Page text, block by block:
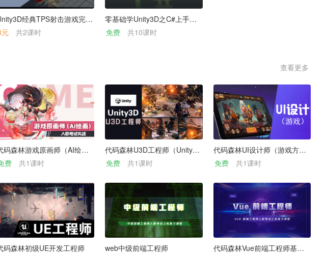
Unity3D经典TPS射击游戏完整项目
共2课时
零基础学Unity3D之C#上手全流程教学
免费
共10课时
查看更多
代码森林游戏原画师（AI绘画）
费
共1课时
代码森林U3D工程师（Unity3D）
免费
共1课时
代码森林UI设计师（游戏方向）
免费
共1课时
码森林初级UE开发工程师
web中级前端工程师
代码森林Vue前端工程师基础入门